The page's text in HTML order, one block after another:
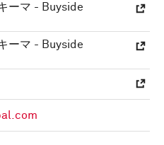
ーマ - Buyside
ーマ - Buyside